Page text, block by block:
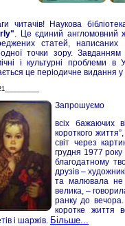
читачів! Наукова
. Це єдиний англомовний
статей,
точки зору.
і культурні проблеми
це періодичне видання у
Запрошуємо
всіх бажаючих
короткого
світ через
грудня 1977 року
благодатному
друзів –
та малювала не
велика, –
ранку до
коротке життя
і шаржів. Більше...